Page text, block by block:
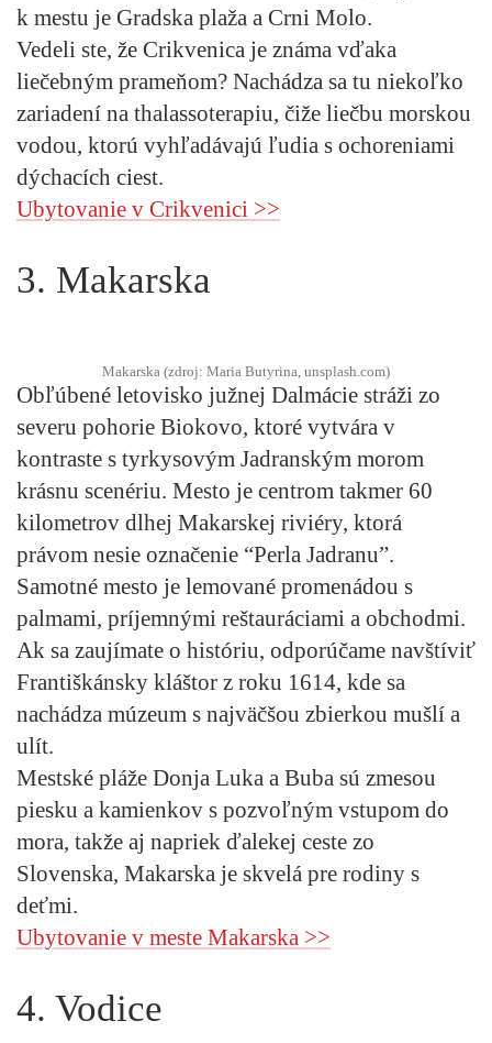
k mestu je Gradska plaža a Crni Molo.
Vedeli ste, že Crikvenica je známa vďaka
liečebným prameňom? Nachádza sa tu niekoľko
zariadení na thalassoterapiu, čiže liečbu morskou
vodou, ktorú vyhľadávajú ľudia s ochoreniami
dýchacích ciest.
Ubytovanie v Crikvenici >>
3. Makarska
Makarska (zdroj: Maria Butyrina, unsplash.com)
Obľúbené letovisko južnej Dalmácie stráži zo
severu pohorie Biokovo, ktoré vytvára v
kontraste s tyrkysovým Jadranským morom
krásnu scenériu. Mesto je centrom takmer 60
kilometrov dlhej Makarskej riviéry, ktorá
právom nesie označenie “Perla Jadranu”.
Samotné mesto je lemované promenádou s
palmami, príjemnými reštauráciami a obchodmi.
Ak sa zaujímate o históriu, odporúčame navštíviť
Františkánsky kláštor z roku 1614, kde sa
nachádza múzeum s najväčšou zbierkou mušlí a
ulít.
Mestské pláže Donja Luka a Buba sú zmesou
piesku a kamienkov s pozvoľným vstupom do
mora, takže aj napriek ďalekej ceste zo
Slovenska, Makarska je skvelá pre rodiny s
deťmi.
Ubytovanie v meste Makarska >>
4. Vodice